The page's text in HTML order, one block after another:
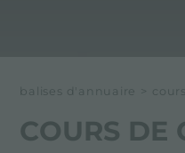
balises d'annuaire >
COURS DE